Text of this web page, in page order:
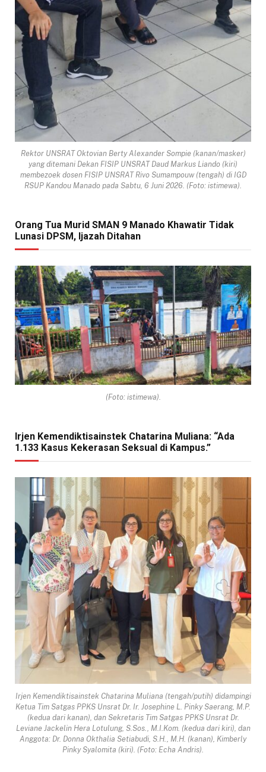
Rektor UNSRAT Oktovian Berty Alexander Sompie (kanan/masker)
yang ditemani Dekan FISIP UNSRAT Daud Markus Liando (kiri)
membezoek dosen FISIP UNSRAT Rivo Sumampouw (tengah) di IGD
RSUP Kandou Manado pada Sabtu, 6 Juni 2026. (Foto: istimewa).
Orang Tua Murid SMAN 9 Manado Khawatir Tidak
Lunasi DPSM, Ijazah Ditahan
(Foto: istimewa).
Irjen Kemendiktisainstek Chatarina Muliana: “Ada
1.133 Kasus Kekerasan Seksual di Kampus.”
Irjen Kemendiktisainstek Chatarina Muliana (tengah/putih) didampingi
Ketua Tim Satgas PPKS Unsrat Dr. Ir. Josephine L. Pinky Saerang, M.P.
(kedua dari kanan), dan Sekretaris Tim Satgas PPKS Unsrat Dr.
Leviane Jackelin Hera Lotulung, S.Sos., M.I.Kom. (kedua dari kiri), dan
Anggota: Dr. Donna Okthalia Setiabudi, S.H., M.H. (kanan), Kimberly
Pinky Syalomita (kiri). (Foto: Echa Andris).